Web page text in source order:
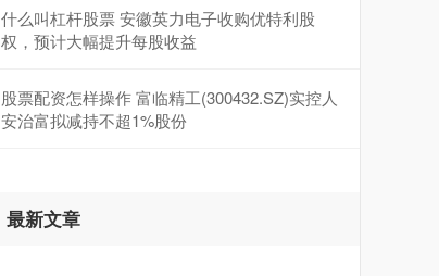
什么叫杠杆股票 安徽英力电子收购优特利股
权，预计大幅提升每股收益
股票配资怎样操作 富临精工(300432.SZ)实控人
安治富拟减持不超1%股份
最新文章